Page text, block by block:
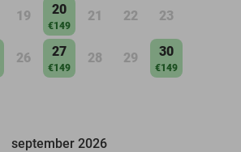
19 20
€149
21 22 23
26 27
€149
28 29 30
€149
september 2026